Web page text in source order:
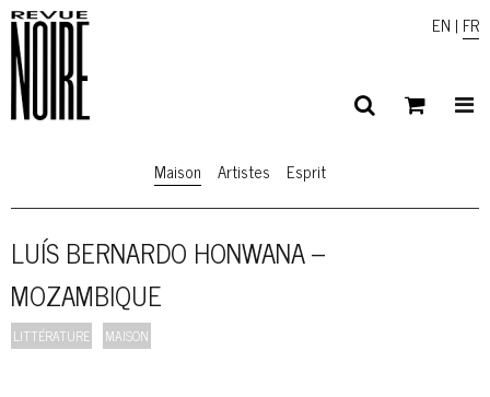
EN | FR
Maison Artistes Esprit
LUÍS BERNARDO HONWANA –
MOZAMBIQUE
LITTÉRATURE MAISON